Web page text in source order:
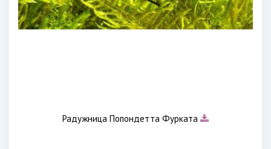
Радужница Попондетта Фурката